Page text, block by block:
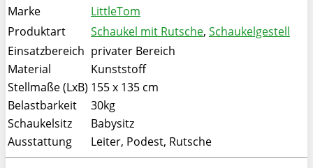
Marke
LittleTom
Produktart
Schaukel mit Rutsche, Schaukelgestell
Einsatzbereich privater Bereich
Material
Kunststoff
Stellmaße (LxB) 155 x 135 cm
Belastbarkeit
30kg
Schaukelsitz
Babysitz
Ausstattung
Leiter, Podest, Rutsche